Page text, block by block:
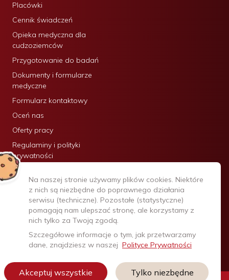
Placówki
Cennik świadczeń
Opieka medyczna dla
cudzoziemców
Przygotowanie do badań
Dokumenty i formularze
medyczne
Formularz kontaktowy
Oceń nas
Oferty pracy
Regulaminy i polityki
prywatności
Certyfikaty:
Na naszej stronie używamy plików cookies. Niektóre
z nich są niezbędne do poprawnego działania
serwisu (techniczne). Pozostałe (statystyczne)
pomagają nam ulepszać stronę, ale korzystamy z
nich tylko za Twoją zgodą.
Szczegółowe informacje o tym, jak przetwarzamy
dane, znajdziesz w naszej Polityce Prywatności
Akceptuj wszystkie Tylko niezbędne